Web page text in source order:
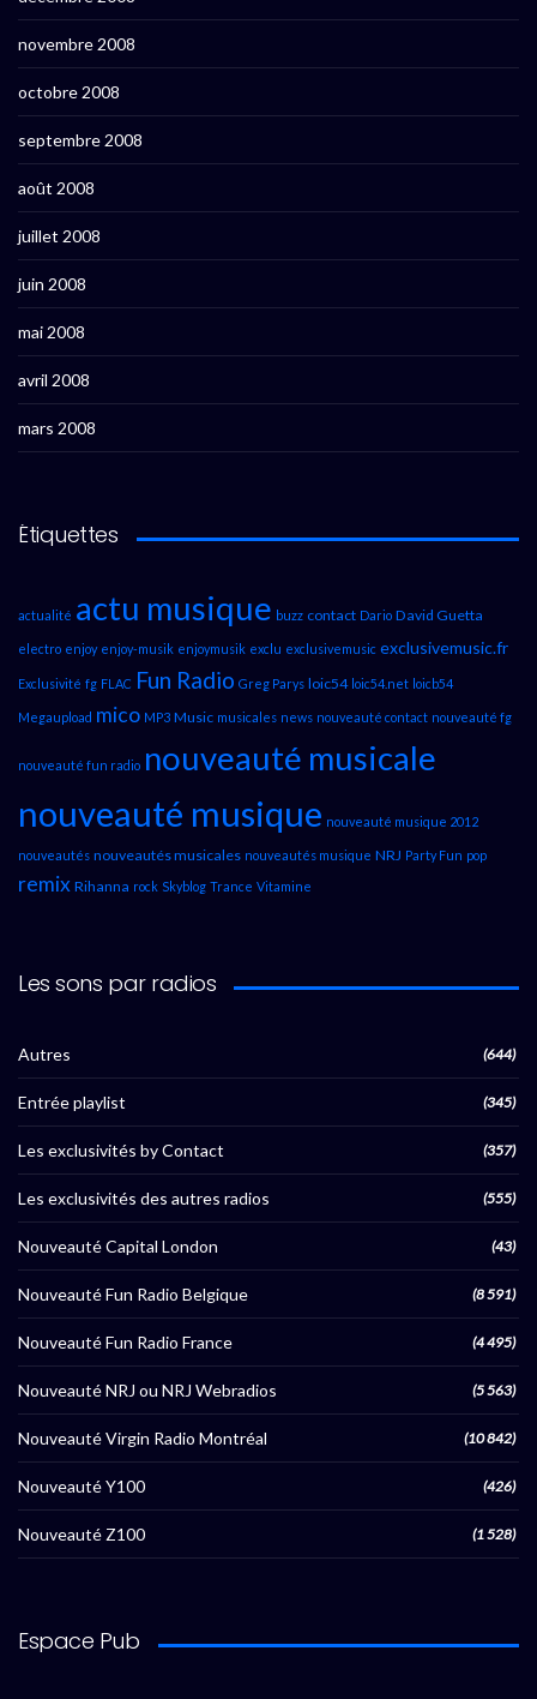
novembre 2008
octobre 2008
septembre 2008
août 2008
juillet 2008
juin 2008
mai 2008
avril 2008
mars 2008
Étiquettes
actualité actu musique buzz contact Dario David Guetta
electro enjoy enjoy-musik enjoymusik exclu exclusivemusic exclusivemusic.fr
Exclusivité fg FLAC Fun Radio Greg Parys loic54 loic54.net loicb54
Megaupload mico MP3 Music musicales news nouveauté contact nouveauté fg
nouveauté fun radio nouveauté musicale
nouveauté musique nouveauté musique 2012
nouveautés nouveautés musicales nouveautés musique NRJ Party Fun pop
remix Rihanna rock Skyblog Trance Vitamine
Les sons par radios
Autres (644)
Entrée playlist (345)
Les exclusivités by Contact (357)
Les exclusivités des autres radios (555)
Nouveauté Capital London (43)
Nouveauté Fun Radio Belgique (8 591)
Nouveauté Fun Radio France (4 495)
Nouveauté NRJ ou NRJ Webradios (5 563)
Nouveauté Virgin Radio Montréal (10 842)
Nouveauté Y100 (426)
Nouveauté Z100 (1 528)
Espace Pub